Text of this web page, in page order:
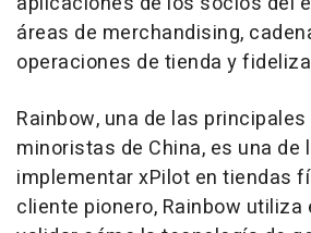
áreas de merchandising,
operaciones de tienda y
Rainbow, una de las
minoristas de China, es una de
implementar xPilot en tiendas
cliente pionero, Rainbow